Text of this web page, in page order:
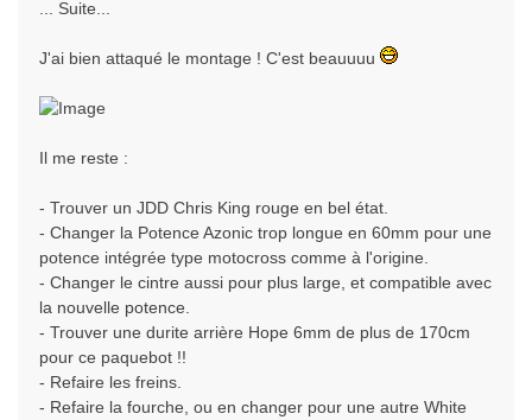
... Suite...
J'ai bien attaqué le montage ! C'est beauuuu
Il me reste :
- Trouver un JDD Chris King rouge en bel état.
- Changer la Potence Azonic trop longue en 60mm pour une
potence intégrée type motocross comme à l'origine.
- Changer le cintre aussi pour plus large, et compatible avec
la nouvelle potence.
- Trouver une durite arrière Hope 6mm de plus de 170cm
pour ce paquebot !!
- Refaire les freins.
- Refaire la fourche, ou en changer pour une autre White